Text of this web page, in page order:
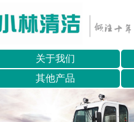
关于我们
其他产品